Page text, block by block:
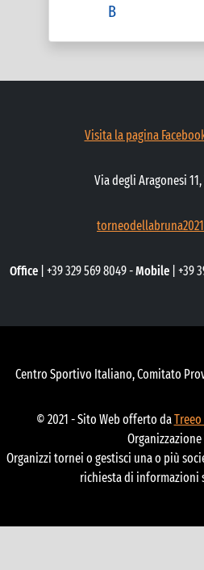
B
Visita la pagina
Via degli Aragonesi
Office | +39 329 569 8049 -Mobile | +39
Centro Sportivo Italiano, Comitato
© 2021 - Sito Web offerto daTreeo
Organizzazione
Organizzi tornei o gestisci una o più
richiesta di informazioni